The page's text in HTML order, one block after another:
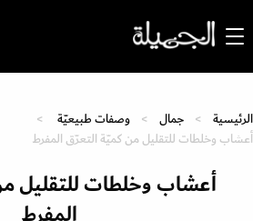
الرئيسية جمال
وصفات طبيعيّة
أعشاب وخلطات للتقليل من كميّة التعرّق المفرط
أعشاب وخلطات للتقليل